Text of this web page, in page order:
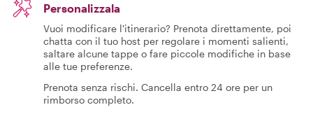
Personalizzala
Vuoi modificare l'itinerario? Prenota direttamente, poi
chatta con il tuo host per regolare i momenti salienti,
saltare alcune tappe o fare piccole modifiche in base
alle tue preferenze.
Prenota senza rischi. Cancella entro 24 ore per un
rimborso completo.